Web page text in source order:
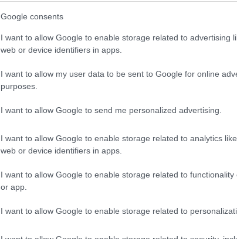
Google consents
I want to allow Google to enable storage related to advertising
web or device identifiers in apps.
I want to allow my user data to be sent to Google for online
purposes.
I want to allow Google to send me personalized advertising.
I want to allow Google to enable storage related to analytics
web or device identifiers in apps.
I want to allow Google to enable storage related to functionality
or app.
I want to allow Google to enable storage related to
να